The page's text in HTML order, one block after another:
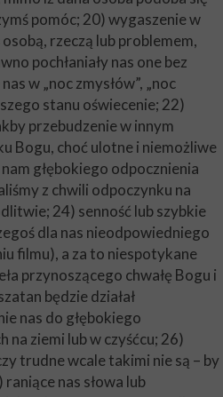
pomóc; 20) wygaszenie w
rzeczą lub problemem,
pochłaniały nas one bez
w „noc zmysłów”, „noc
stanu oświecenie; 22)
przebudzenie w innym
Bogu, choć ulotne i niemożliwe
głębokiego odpocznienia
z chwili odpoczynku na
24) senność lub szybkie
dla nas nieodpowiedniego
filmu), a za to niespotykane
przynoszącego chwałę Bogu i
będzie działał
nas do głębokiego
na ziemi lub w czyśćcu; 26)
trudne wcale takimi nie są – by
nas słowa lub